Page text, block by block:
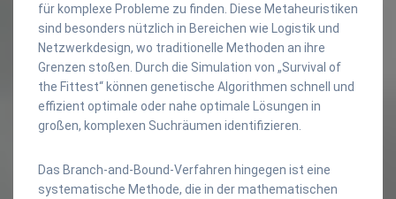
für komplexe Probleme zu finden. Diese Metaheuristiken
sind besonders nützlich in Bereichen wie Logistik und
Netzwerkdesign, wo traditionelle Methoden an ihre
Grenzen stoßen. Durch die Simulation von „Survival of
the Fittest“ können genetische Algorithmen schnell und
effizient optimale oder nahe optimale Lösungen in
großen, komplexen Suchräumen identifizieren.
Das Branch-and-Bound-Verfahren hingegen ist eine
systematische Methode, die in der mathematischen